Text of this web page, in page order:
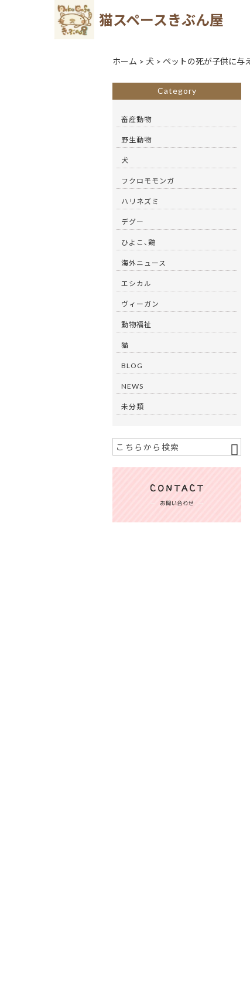
猫スペースきぶん屋
ホーム > 犬 > ペットの死が子供に与
Category
畜産動物
野生動物
犬
フクロモモンガ
ハリネズミ
デグー
ひよこ、鶏
海外ニュース
エシカル
ヴィーガン
動物福祉
猫
BLOG
NEWS
未分類